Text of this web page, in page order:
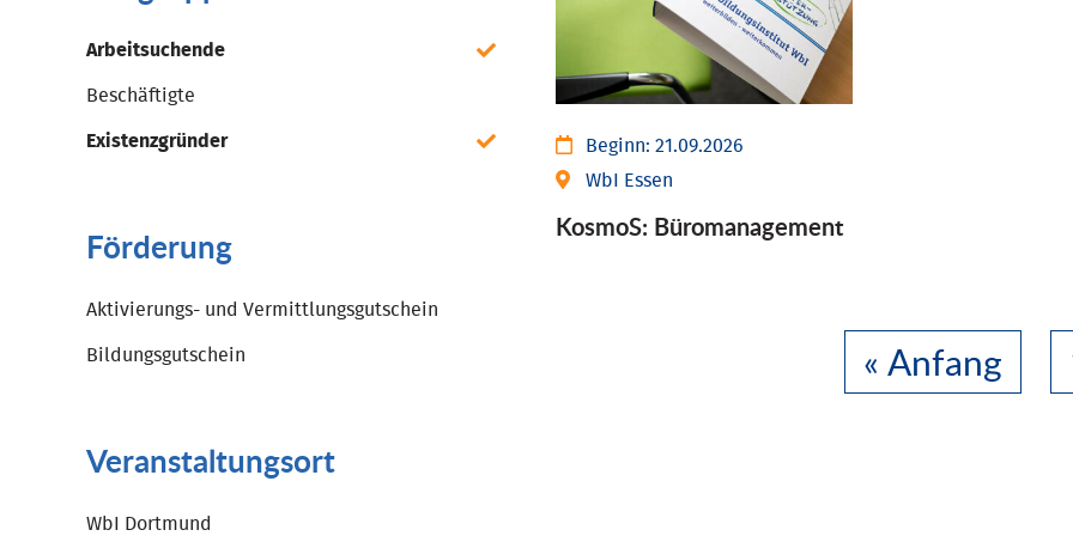
Arbeitsuchende
Beschäftigte
Existenzgründer
Förderung
Aktivierungs- und Vermittlungsgutschein
Bildungsgutschein
Veranstaltungsort
WbI Dortmund
Beginn: 21.09.2026
WbI Essen
KosmoS: Büromanagement
« Anfang